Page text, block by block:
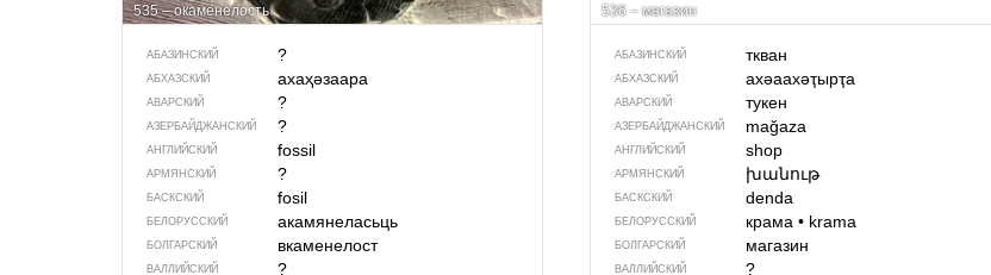
535 – окаменелость
АБАЗИНСКИЙ ?
АБХАЗСКИЙ ахаҳәзаара
АВАРСКИЙ ?
АЗЕРБАЙДЖАН­СКИЙ ?
АНГЛИЙСКИЙ fossil
АРМЯНСКИЙ ?
БАСКСКИЙ fosil
БЕЛОРУССКИЙ акамянеласьць
БОЛГАРСКИЙ вкаменелост
ВАЛЛИЙСКИЙ ?
536 – магазин
АБАЗИНСКИЙ ткван
АБХАЗСКИЙ ахәаахәҭырҭа
АВАРСКИЙ тукен
АЗЕРБАЙДЖАН­СКИЙ mağaza
АНГЛИЙСКИЙ shop
АРМЯНСКИЙ խանութ
БАСКСКИЙ denda
БЕЛОРУССКИЙ крама • krama
БОЛГАРСКИЙ магазин
ВАЛЛИЙСКИЙ ?